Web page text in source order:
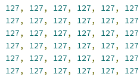
127, 127, 127, 127, 127, 127
127, 127, 127, 127, 127, 127
127, 127, 127, 127, 127, 127
127, 127, 127, 127, 127, 127
127, 127, 127, 127, 127, 127
127, 127, 127, 127, 127, 127